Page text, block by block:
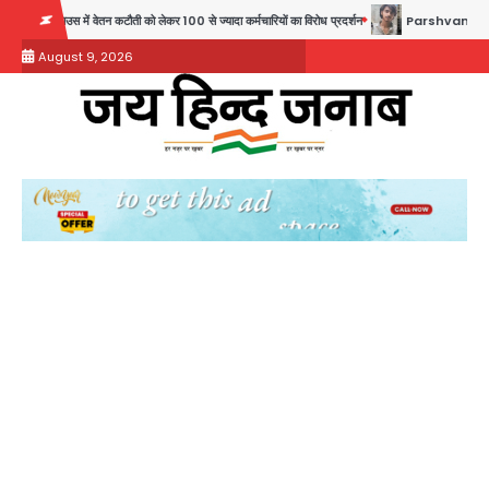
content
कटौती को लेकर 100 से ज्यादा कर्मचारियों का विरोध प्रदर्शन Parshvanath Building
August 9, 2026